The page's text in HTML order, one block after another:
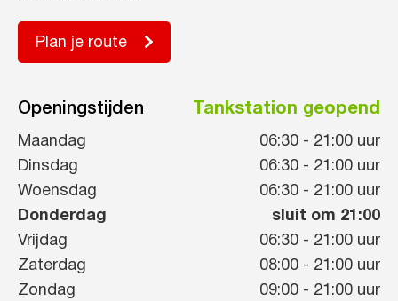
Plan je route
Openingstijden Tankstation geopend
Maandag 06:30 - 21:00 uur
Dinsdag
06:30 - 21:00 uur
Woensdag
06:30 - 21:00 uur
Donderdag
sluit om 21:00
Vrijdag
06:30 - 21:00 uur
Zaterdag
08:00 - 21:00 uur
Zondag
09:00 - 21:00 uur